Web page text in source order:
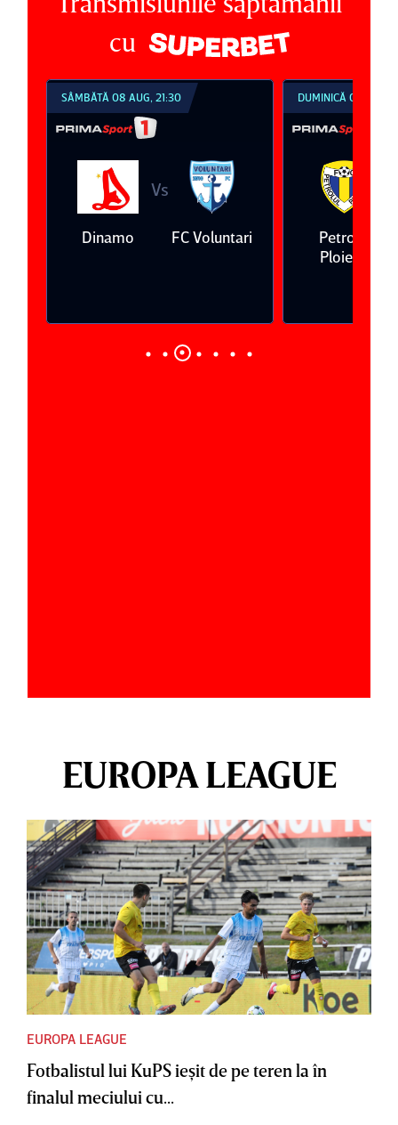
cu
SÂMBĂTĂ 08 AUG, 21:30
Dinamo
Vs
FC Voluntari
DUMINICĂ 09 AUG,
Petrolul
Ploieşti
EUROPA LEAGUE
EUROPA LEAGUE
Fotbalistul lui KuPS ieşit de pe teren la în
finalul meciului cu...